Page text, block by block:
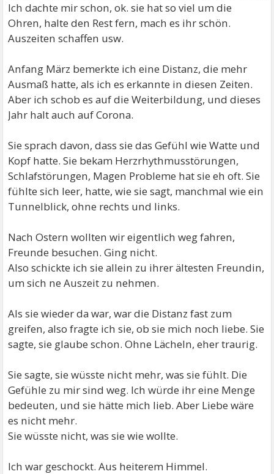
Ich dachte mir schon, ok. sie hat so viel um die
Ohren, halte den Rest fern, mach es ihr schön.
Auszeiten schaffen usw.
Anfang März bemerkte ich eine Distanz, die mehr
Ausmaß hatte, als ich es erkannte in diesen Zeiten.
Aber ich schob es auf die Weiterbildung, und dieses
Jahr halt auch auf Corona.
Sie sprach davon, dass sie das Gefühl wie Watte und
Kopf hatte. Sie bekam Herzrhythmusstörungen,
Schlafstörungen, Magen Probleme hat sie eh oft. Sie
fühlte sich leer, hatte, wie sie sagt, manchmal wie ein
Tunnelblick, ohne rechts und links.
Nach Ostern wollten wir eigentlich weg fahren,
Freunde besuchen. Ging nicht.
Also schickte ich sie allein zu ihrer ältesten Freundin,
um sich ne Auszeit zu nehmen.
Als sie wieder da war, war die Distanz fast zum
greifen, also fragte ich sie, ob sie mich noch liebe. Sie
sagte, sie glaube schon. Ohne Lächeln, eher traurig.
Sie sagte, sie wüsste nicht mehr, was sie fühlt. Die
Gefühle zu mir sind weg. Ich würde ihr eine Menge
bedeuten, und sie hätte mich lieb. Aber Liebe wäre
es nicht mehr.
Sie wüsste nicht, was sie wie wollte.
Ich war geschockt. Aus heiterem Himmel.